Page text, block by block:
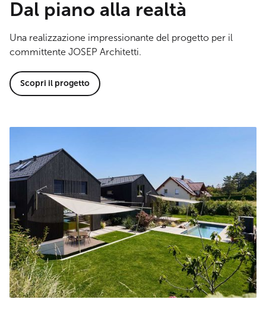
Dal piano alla realtà
Una realizzazione impressionante del progetto per il
committente JOSEP Architetti.
Scopri il progetto